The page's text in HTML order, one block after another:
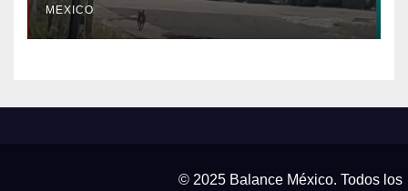
MEXICO
© 2025 Balance México. Todos los